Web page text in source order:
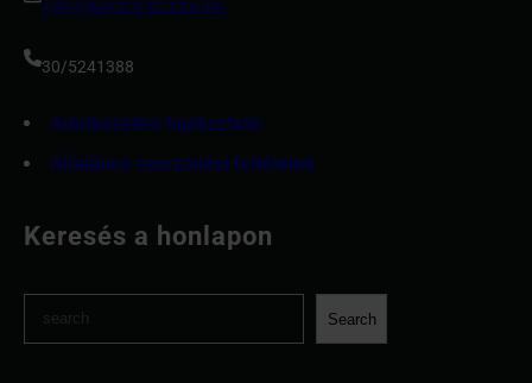
info@tudommittudok.hu
30/5241388
Adatkezelési tájékoztató
Általános szerződési feltételek
Keresés a honlapon
Search